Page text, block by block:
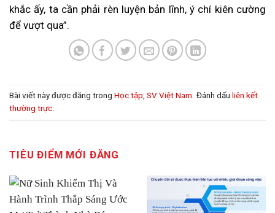
khắc ấy, ta cần phải rèn luyện bản lĩnh, ý chí kiên cường
để vượt qua”.
Bài viết này được đăng trong Học tập, SV Việt Nam. Đánh dấu liên kết
thường trực.
TIÊU ĐIỂM MỚI ĐĂNG